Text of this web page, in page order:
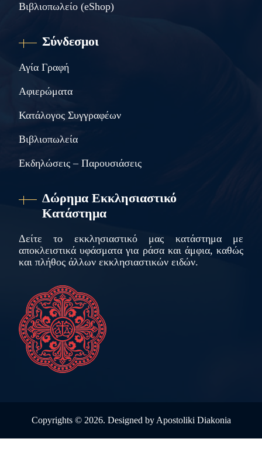
Βιβλιοπωλείο (eShop)
Σύνδεσμοι
Αγία Γραφή
Αφιερώματα
Κατάλογος Συγγραφέων
Βιβλιοπωλεία
Εκδηλώσεις – Παρουσιάσεις
Δώρημα Εκκλησιαστικό
Κατάστημα
Δείτε το εκκλησιαστικό μας κατάστημα με
αποκλειστικά υφάσματα για ράσα και άμφια, καθώς
και πλήθος άλλων εκκλησιαστικών ειδών.
Copyrights © 2026. Designed by Apostoliki Diakonia